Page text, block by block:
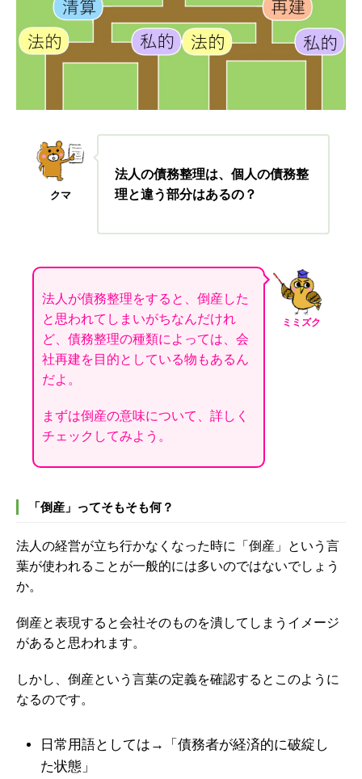
クマ
法人の債務整理は、個人の債務整
理と違う部分はあるの ？
ミミズク
法人が債務整理をすると、倒産した
と思われてしまいがちなんだけれ
ど、債務整理の種類によっては、会
社再建を目的としている物もあるん
だよ。
まずは倒産の意味について、詳しく
チェックしてみよう。
「倒産」ってそもそも何？
法人の経営が立ち行かなくなった時に「倒産」という言
葉が使われることが一般的には多いのではないでしょう
か。
倒産と表現すると会社そのものを潰してしまうイメージ
があると思われます。
しかし、倒産という言葉の定義を確認するとこのように
なるのです。
日常用語としては→「債務者が経済的に破綻し
た状態」